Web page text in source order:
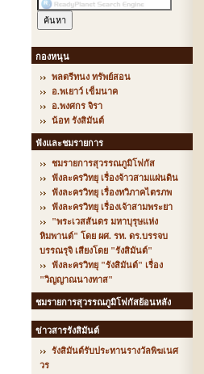
กองหนุน
พลตรีทนง ทรัพย์สอน
อ.พเยาว์ เข็มนาค
อ.พงศกร จิรา
น้อท รังสิมันต์
ฟังและชมรายการ
ชมรายการสุวรรณภูมิโฟกัส
ฟังละครวิทยุ เรื่องจ้าวสามแผ่นดิน
ฟังละครวิทยุ เรื่องทวิภาคไตรภพ
ฟังละครวิทยุ เรื่องเจ้าสามพระยา
"พระเวสสันดร มหาบุรุษแห่ง
หิมพานต์" โดย ผศ. รท. ดร.บรรจบ
บรรณรุจิ เสียงโดย "รังสิมันต์"
ฟังละครวิทยุ "รังสิมันต์" เรื่อง
"วิญญาณนางทาส"
ชมรายการสุวรรณภูมิโฟกัสย้อนหลัง
ข่าวสารรังสิมันต์
รังสิมันต์รับประทานรางวัลพิฆเนศ
วร